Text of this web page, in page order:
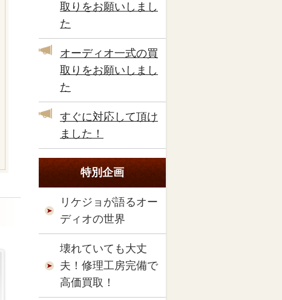
取りをお願いしまし
た
オーディオ一式の買
取りをお願いしまし
た
すぐに対応して頂け
ました！
特別企画
リケジョが語るオー
ディオの世界
壊れていても大丈
夫！修理工房完備で
高価買取！